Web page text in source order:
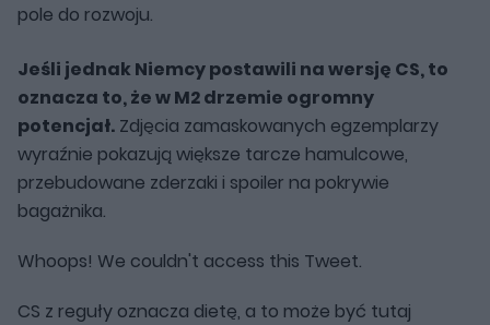
pole do rozwoju.
Jeśli jednak Niemcy postawili na wersję CS, to
oznacza to, że w M2 drzemie ogromny
potencjał. Zdjęcia zamaskowanych egzemplarzy
wyraźnie pokazują większe tarcze hamulcowe,
przebudowane zderzaki i spoiler na pokrywie
bagażnika.
Whoops! We couldn't access this Tweet.
CS z reguły oznacza dietę, a to może być tutaj